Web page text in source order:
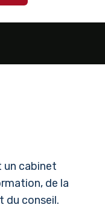
un cabinet
de la
du conseil.